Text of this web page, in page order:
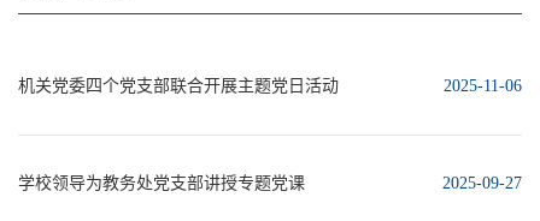
机关党委四个党支部联合开展主题党日活动 2025-11-06
学校领导为教务处党支部讲授专题党课 2025-09-27